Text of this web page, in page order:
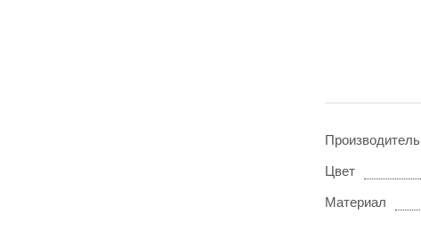
Производитель
Цвет
Материал